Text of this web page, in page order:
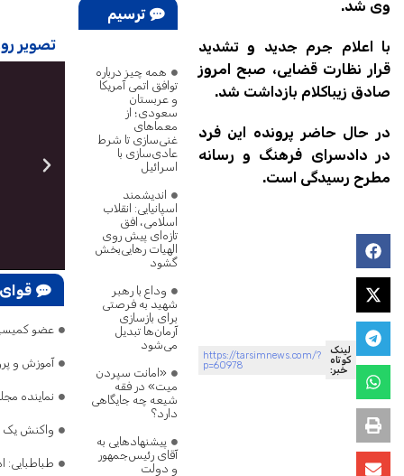
وی شد.
با اعلام جرم جدید و تشدید
قرار نظارت قضایی، صبح امروز
صادق زیباکلام بازداشت شد.
در حال حاضر پرونده این فرد
در دادسرای فرهنگ و رسانه
مطرح رسیدگی است.
لینک
کوتاه
خبر:
https://tarsimnews.com/?
p=60978
ترسیم
همه چیز درباره
توافق اتمی آمریکا
و عربستان
سعودی؛ از
معماهای
غنی‌سازی تا شرط
عادی‌سازی با
اسرائیل
اندیشمند
اسپانیایی: انقلاب
اسلامی، افق
تازه‌ای پیش روی
الهیات رهایی‌بخش
گشود
وداع با رهبر
شهید به فرصتی
برای بازسازی
آرمان‌ها تبدیل
می‌شود
«امانت سپردن
میت» در فقه
شیعه چه جایگاهی
دارد؟
پیشنهادهایی به
آقای رئیس‌جمهور
و دولت
تصویر
عضو کمیسیون امنیت: ترامپ ۷۵ بار گفته تنگه
آموزش و
نماینده
واکنش یک